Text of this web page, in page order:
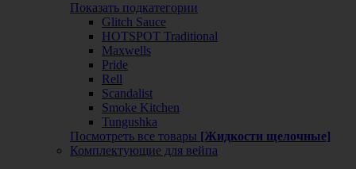
Показать подкатегории
Glitch Sauce
HOTSPOT Traditional
Maxwells
Pride
Rell
Scandalist
Smoke Kitchen
Tungushka
Посмотреть все товары [Жидкости щелочные]
Комплектующие для вейпа